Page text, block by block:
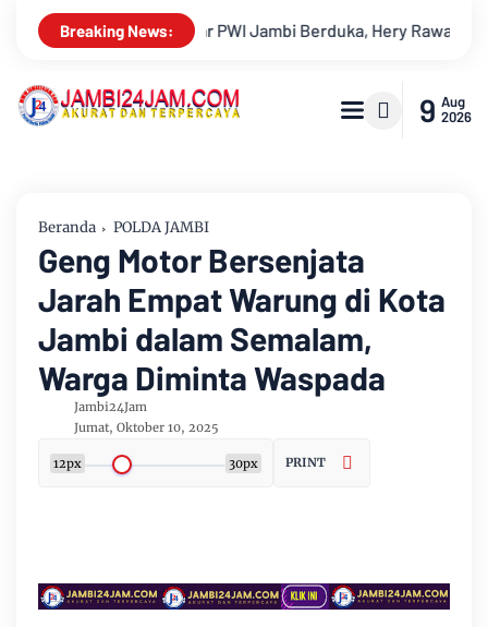
Breaking News:
Hery Rawas Mantan Sekretaris PWI Jambi Tutup Usia
9 Aug
2026
Beranda POLDA JAMBI
Geng Motor Bersenjata
Jarah Empat Warung di Kota
Jambi dalam Semalam,
Warga Diminta Waspada
Jambi24Jam
Jumat, Oktober 10, 2025
12px 30px PRINT